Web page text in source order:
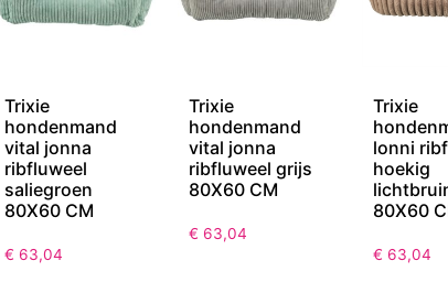
Trixie
hondenmand
vital jonna
ribfluweel
saliegroen
80X60 CM
€ 63,04
Trixie
hondenmand
vital jonna
ribfluweel grijs
80X60 CM
€ 63,04
Trixie
lonni
hoekig
80X60
€ 63,04